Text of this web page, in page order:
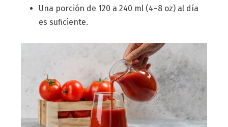
Una porción de 120 a 240 ml (4–8 oz) al día
es suficiente.